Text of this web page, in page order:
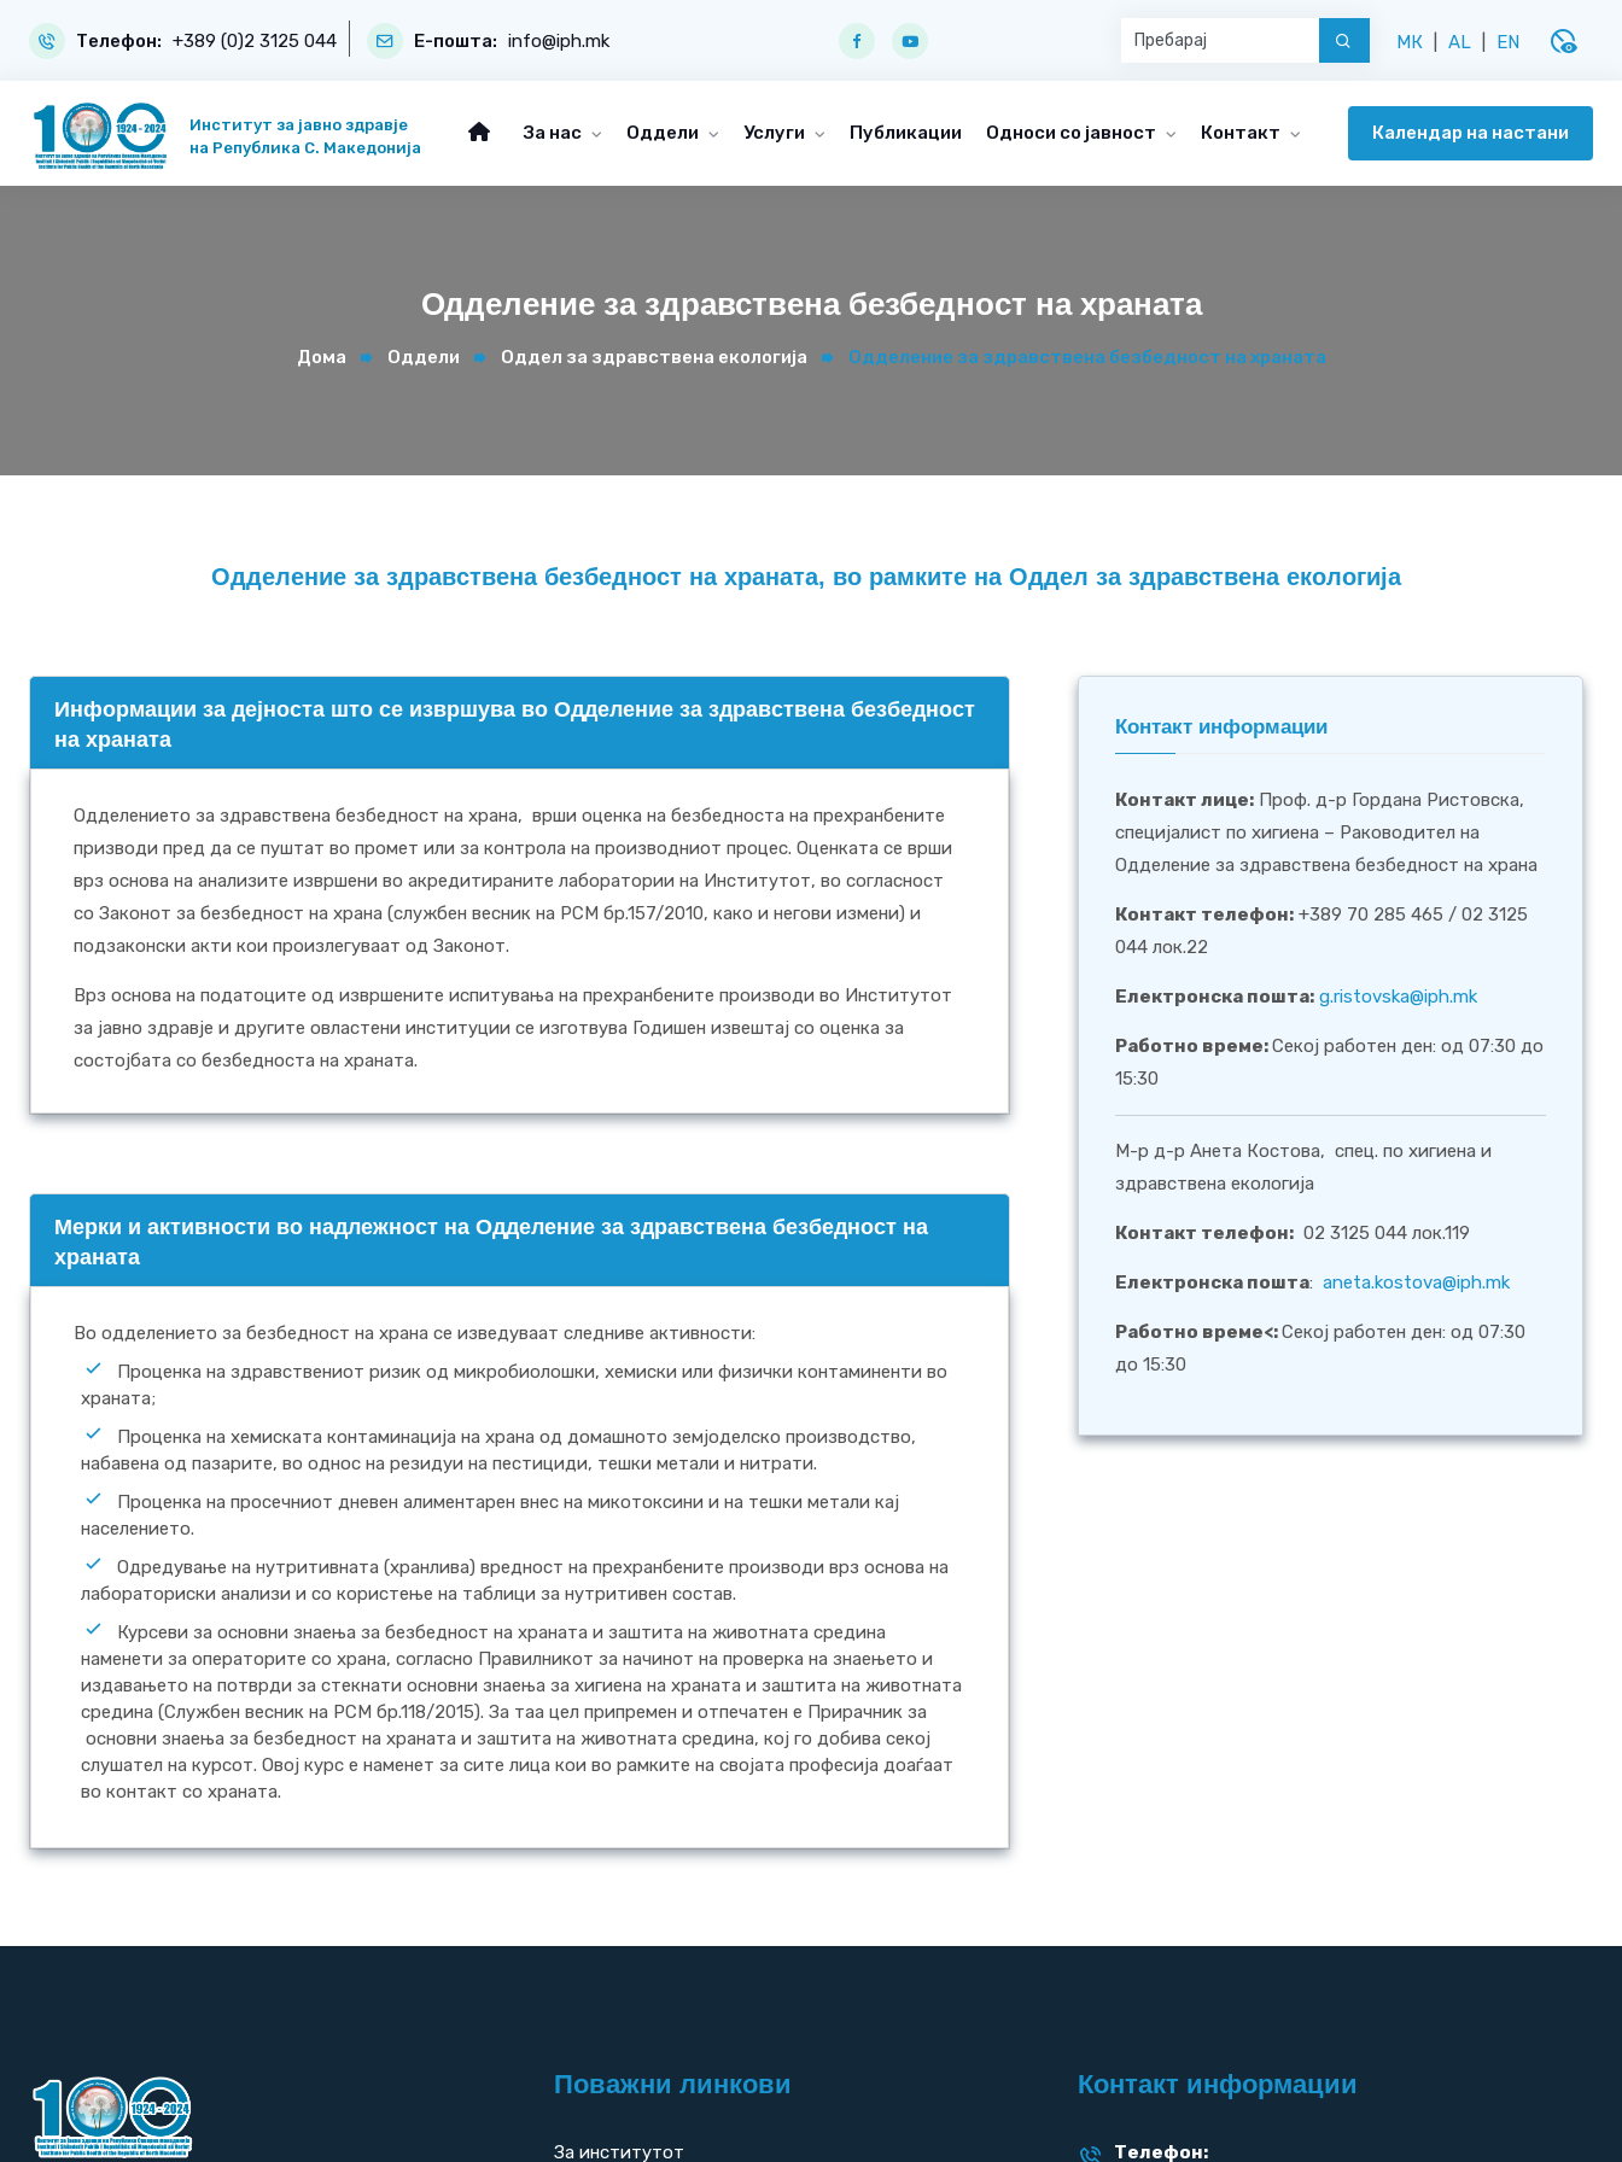
Телефон: +389 (0)2 3125 044 Е-пошта: info@iph.mk МК AL EN disabled_visible
Институт за јавно здравје
на Република С. Македонија
За нас Оддели Услуги Публикации Односи со јавност Контакт Календар на настани
Одделение за здравствена безбедност на храната
Дома Оддели Оддел за здравствена екологија Одделение за здравствена безбедност на храната
Одделение за здравствена безбедност на храната, во рамките на Оддел за здравствена екологија
Информации за дејноста што се извршува во Одделение за здравствена безбедност
на храната
Одделението за здравствена безбедност на храна, врши оценка на безбедноста на прехранбените
призводи пред да се пуштат во промет или за контрола на производниот процес. Оценката се врши
врз основа на анализите извршени во акредитираните лаборатории на Институтот, во согласност
со Законот за безбедност на храна (службен весник на РСМ бр.157/2010, како и негови измени) и
подзаконски акти кои произлегуваат од Законот.
Врз основа на податоците од извршените испитувања на прехранбените производи во Институтот
за јавно здравје и другите овластени институции се изготвува Годишен извештај со оценка за
состојбата со безбедноста на храната.
Mерки и активности во надлежност на Одделение за здравствена безбедност на
храната
Во одделението за безбедност на храна се изведуваат следниве активности:
Проценка на здравствениот ризик од микробиолошки, хемиски или физички контаминенти во
храната;
Проценка на хемиската контаминација на храна од домашното земјоделско производство,
набавена од пазарите, во однос на резидуи на пестициди, тешки метали и нитрати.
Проценка на просечниот дневен алиментарен внес на микотоксини и на тешки метали кај
населението.
Одредување на нутритивната (хранлива) вредност на прехранбените производи врз основа на
лабораториски анализи и со користење на таблици за нутритивен состав.
Курсеви за основни знаења за безбедност на храната и заштита на животната средина
наменети за операторите со храна, согласно Правилникот за начинот на проверка на знаењето и
издавањето на потврди за стекнати основни знаења за хигиена на храната и заштита на животната
средина (Службен весник на РСМ бр.118/2015). За таа цел припремен и отпечатен е Прирачник за
основни знаења за безбедност на храната и заштита на животната средина, кој го добива секој
слушател на курсот. Овој курс е наменет за сите лица кои во рамките на својата професија доаѓаат
во контакт со храната.
Контакт информации
Контакт лице: Проф. д-р Гордана Ристовска,
специјалист по хигиена – Раководител на
Одделение за здравствена безбедност на храна
Контакт телефон: +389 70 285 465 / 02 3125
044 лок.22
Електронска пошта: g.ristovska@iph.mk
Работно време:Секој работен ден: од 07:30 до
15:30
М-р д-р Анета Костова, спец. по хигиена и
здравствена екологија
Контакт телефон: 02 3125 044 лок.119
Електронска пошта:aneta.kostova@iph.mk
Работно време<:Секој работен ден: од 07:30
до 15:30
Поважни линкови
За институтот
Контакт информации
Телефон: